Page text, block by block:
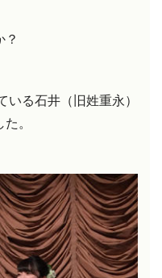
？
る石井（旧姓重永）
。